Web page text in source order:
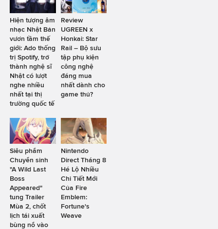
Hiện tượng âm
nhạc Nhật Bản
vươn tầm thế
giới: Ado thống
trị Spotify, trở
thành nghệ sĩ
Nhật có lượt
nghe nhiều
nhất tại thị
trường quốc tế
Review
UGREEN x
Honkai: Star
Rail – Bộ sưu
tập phụ kiện
công nghệ
đáng mua
nhất dành cho
game thủ?
Siêu phẩm
Chuyển sinh
"A Wild Last
Boss
Appeared"
tung Trailer
Mùa 2, chốt
lịch tái xuất
bùng nổ vào
Nintendo
Direct Tháng 8
Hé Lộ Nhiều
Chi Tiết Mới
Của Fire
Emblem:
Fortune's
Weave